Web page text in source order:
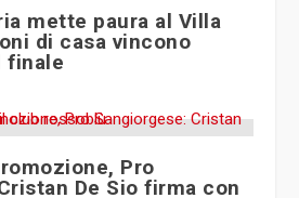
mette paura al Villa
di casa vincono
finale
Pro
De Sio firma con